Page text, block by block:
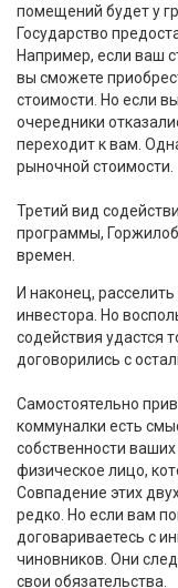
помещений будет у
Государство
Например, если ваш
вы сможете
стоимости. Но если
очередники
переходит к вам.
рыночной стоимости.
Третий вид
программы,
времен.
И наконец,
инвестора. Но
содействия удастся
договорились с
Самостоятельно
коммуналки есть
собственности
физическое лицо,
Совпадение этих
редко. Но если вам
договариваетесь с
чиновников. Они
свои обязательства.